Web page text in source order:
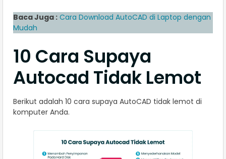
Baca Juga : Cara Download AutoCAD di Laptop dengan
Mudah
10 Cara Supaya
Autocad Tidak Lemot
Berikut adalah 10 cara supaya AutoCAD tidak lemot di
komputer Anda.